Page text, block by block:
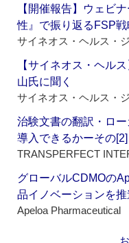
【開催報告】ウェビ
性』で振り返るFSP戦
サイネオス・ヘルス・
【サイネオス・ヘル
山氏に聞く
サイネオス・ヘルス・
治験文書の翻訳・ロ
導入できるかーその[2]
TRANSPERFECT
グローバルCDMOの
品イノベーションを推
Apeloa Pharmaceutical